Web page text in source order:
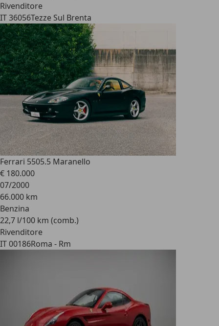
Rivenditore
IT 36056Tezze Sul Brenta
Ferrari 5505.5 Maranello
€ 180.000
07/2000
66.000 km
Benzina
22,7 l/100 km (comb.)
Rivenditore
IT 00186Roma - Rm